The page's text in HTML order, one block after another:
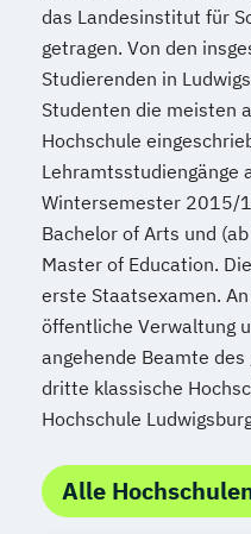
das Landesinstitut für
getragen. Von den
Studierenden in
Studenten die meisten
Hochschule
Lehramtsstudiengänge
Wintersemester 2015/
Bachelor of Arts und
Master of Education.
erste Staatsexamen.
öffentliche Verwaltung
angehende Beamte
dritte klassische
Hochschule
Alle